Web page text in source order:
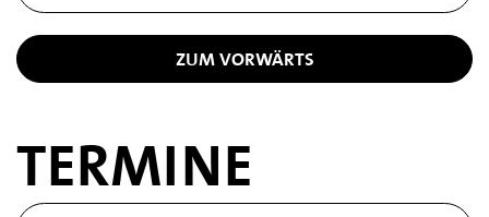
ZUM VORWÄRTS
TERMINE